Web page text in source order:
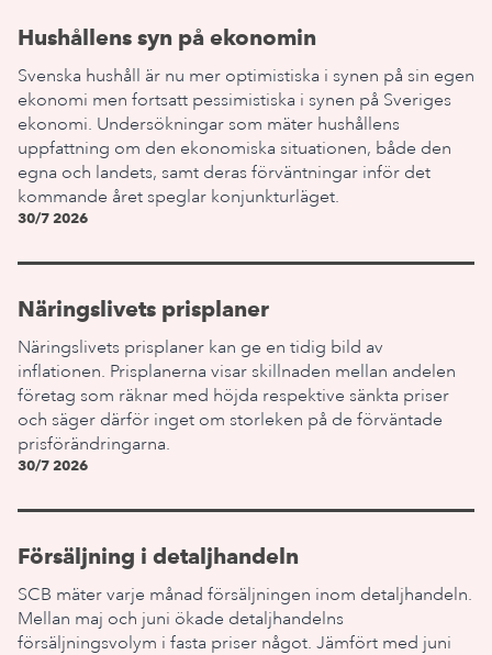
Hushållens syn på ekonomin
Svenska hushåll är nu mer optimistiska i synen på sin egen
ekonomi men fortsatt pessimistiska i synen på Sveriges
ekonomi. Undersökningar som mäter hushållens
uppfattning om den ekonomiska situationen, både den
egna och landets, samt deras förväntningar inför det
kommande året speglar konjunkturläget.
30/7 2026
Näringslivets prisplaner
Näringslivets prisplaner kan ge en tidig bild av
inflationen. Prisplanerna visar skillnaden mellan andelen
företag som räknar med höjda respektive sänkta priser
och säger därför inget om storleken på de förväntade
prisförändringarna.
30/7 2026
Försäljning i detaljhandeln
SCB mäter varje månad försäljningen inom detaljhandeln.
Mellan maj och juni ökade detaljhandelns
försäljningsvolym i fasta priser något. Jämfört med juni